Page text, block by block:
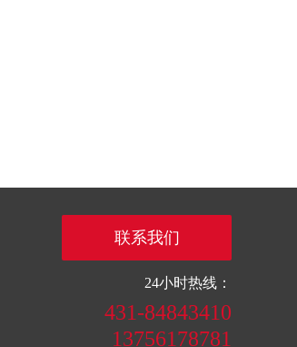
联系我们
24小时热线：
431-84843410
13756178781